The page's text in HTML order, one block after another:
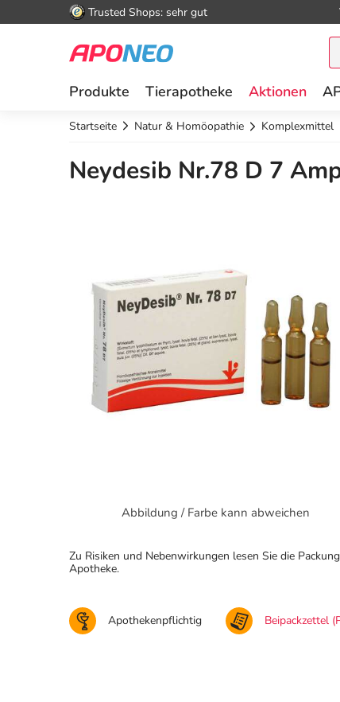
Trusted Shops: sehr gut
Produkte Tierapotheke Aktionen
Startseite Natur & Homöopathie Komplexmittel
Neydesib Nr.78 D 7
Abbildung / Farbe kann abweichen
Zu Risiken und Nebenwirkungen lesen Sie die
Apotheke.
Apothekenpflichtig Beipackzettel